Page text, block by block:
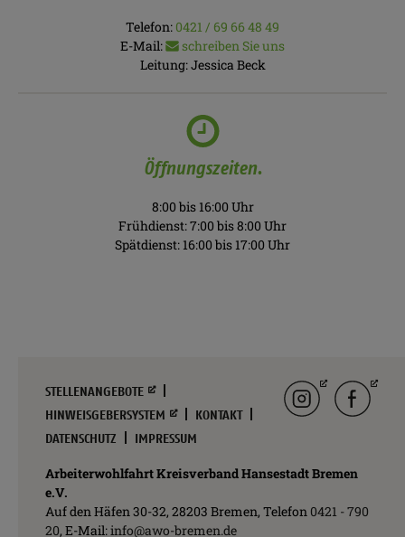
Telefon: 0421 / 69 66 48 49
E-Mail:
schreiben Sie uns
Leitung:Jessica Beck
Öffnungszeiten.
8:00 bis 16:00 Uhr
Frühdienst: 7:00 bis 8:00 Uhr
Spätdienst: 16:00 bis 17:00 Uhr
Navigation
überspringen
STELLENANGEBOTE
HINWEISGEBERSYSTEM
KONTAKT
DATENSCHUTZ
IMPRESSUM
Arbeiterwohlfahrt Kreisverband Hansestadt Bremen
e.V.
Auf den Häfen 30-32, 28203 Bremen, Telefon 0421 - 790
20, E-Mail:info@awo-bremen.de
Instagramfacebook